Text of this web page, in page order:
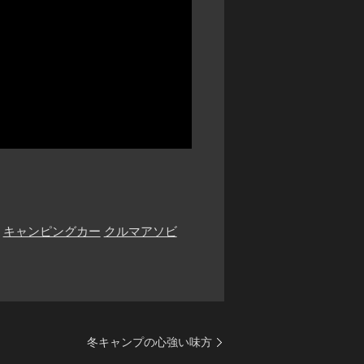
キャンピングカー クルマアソビ
冬キャンプの心強い味方